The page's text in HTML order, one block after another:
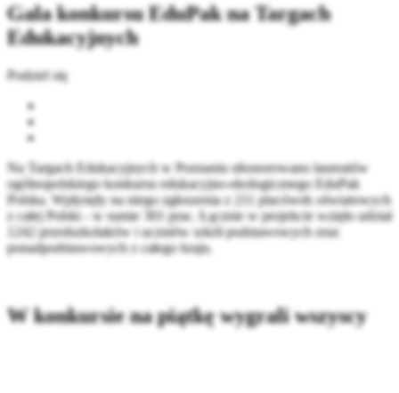
Gala konkursu EduPak na Targach
Edukacyjnych
Podziel się
Na Targach Edukacyjnych w Poznaniu uhonorowano laureatów
ogólnopolskiego konkursu edukacyjno-ekologicznego EduPak
Polska. Wpłynęły na niego zgłoszenia z 211 placówek oświatowych
z całej Polski - w sumie 301 prac. Łącznie w projekcie wzięło udział
1242 przedszkolaków i uczniów szkół podstawowych oraz
ponadpodstawowych z całego kraju.
W konkursie na piątkę wygrali wszyscy